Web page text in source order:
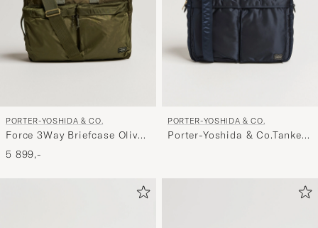
oplev
mere
PORTER-YOSHIDA & CO.
Force 3Way Briefcase Olive
Drab
5 899,-
PORTER-YOSHIDA & CO.
Porter-Yoshida & Co.Tanker